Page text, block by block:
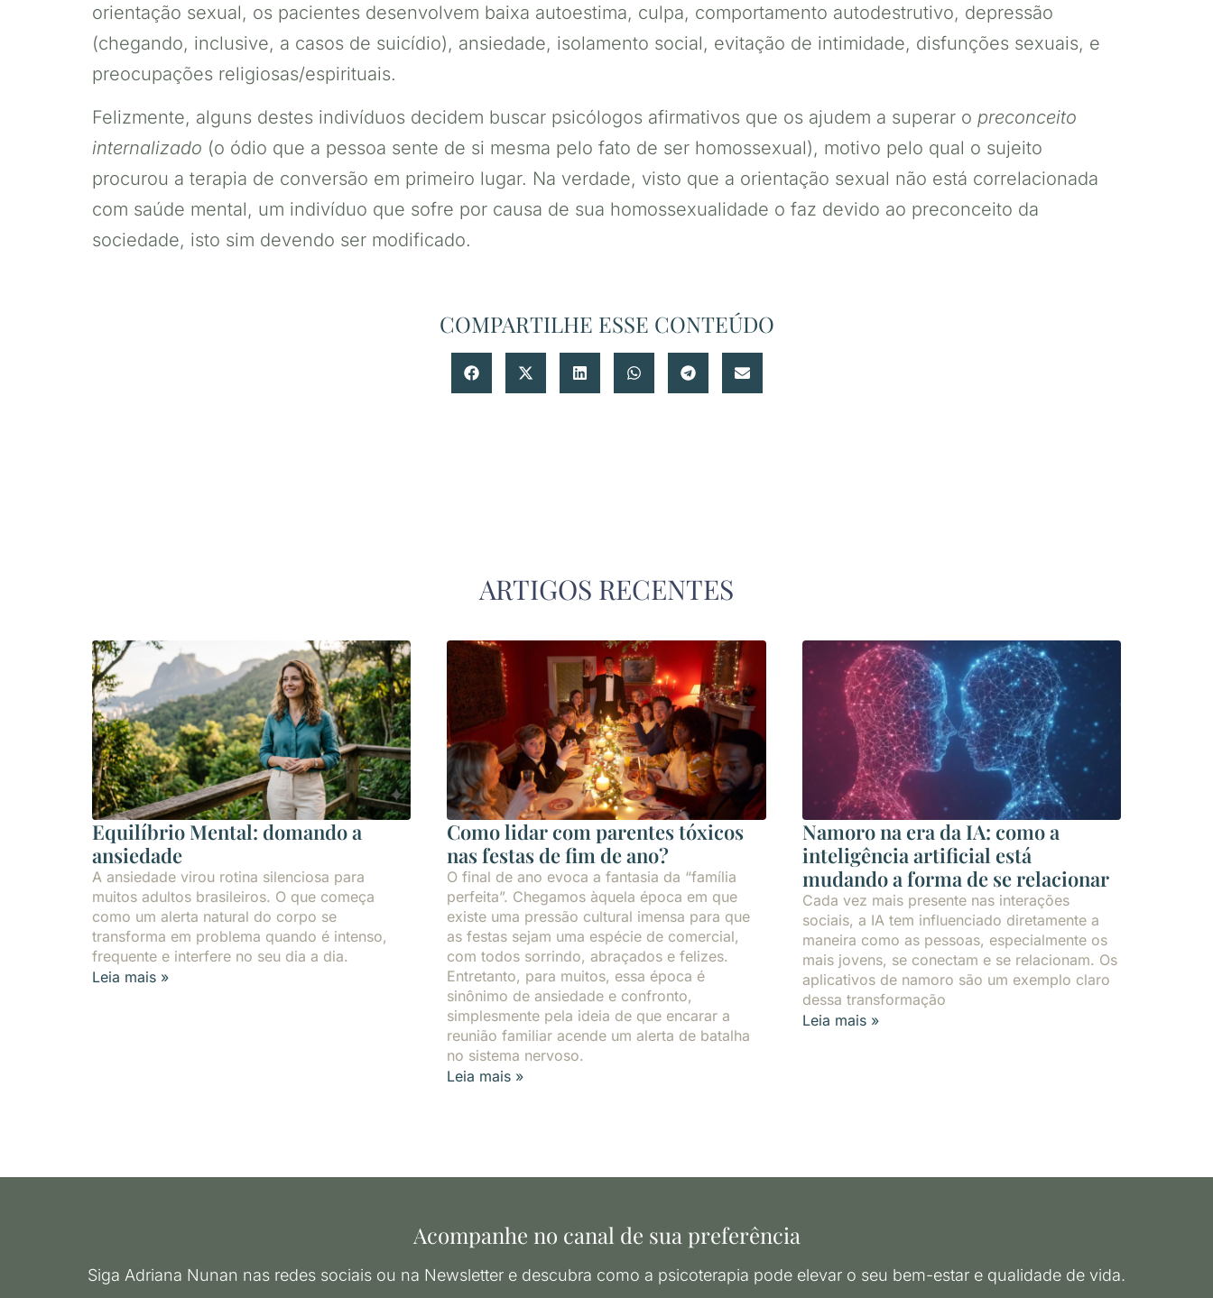
orientação sexual, os pacientes desenvolvem baixa autoestima, culpa, comportamento autodestrutivo, depressão
(chegando, inclusive, a casos de suicídio), ansiedade, isolamento social, evitação de intimidade, disfunções sexuais, e
preocupações religiosas/espirituais.
Felizmente, alguns destes indivíduos decidem buscar psicólogos afirmativos que os ajudem a superar o preconceito
internalizado (o ódio que a pessoa sente de si mesma pelo fato de ser homossexual), motivo pelo qual o sujeito
procurou a terapia de conversão em primeiro lugar. Na verdade, visto que a orientação sexual não está correlacionada
com saúde mental, um indivíduo que sofre por causa de sua homossexualidade o faz devido ao preconceito da
sociedade, isto sim devendo ser modificado.
COMPARTILHE ESSE CONTEÚDO
ARTIGOS RECENTES
Equilíbrio Mental: domando a
ansiedade
A ansiedade virou rotina silenciosa para
muitos adultos brasileiros. O que começa
como um alerta natural do corpo se
transforma em problema quando é intenso,
frequente e interfere no seu dia a dia.
Leia mais »
Como lidar com parentes tóxicos
nas festas de fim de ano?
O final de ano evoca a fantasia da “família
perfeita”. Chegamos àquela época em que
existe uma pressão cultural imensa para que
as festas sejam uma espécie de comercial,
com todos sorrindo, abraçados e felizes.
Entretanto, para muitos, essa época é
sinônimo de ansiedade e confronto,
simplesmente pela ideia de que encarar a
reunião familiar acende um alerta de batalha
no sistema nervoso.
Leia mais »
Namoro na era da IA: como a
inteligência artificial está
mudando a forma de se relacionar
Cada vez mais presente nas interações
sociais, a IA tem influenciado diretamente a
maneira como as pessoas, especialmente os
mais jovens, se conectam e se relacionam. Os
aplicativos de namoro são um exemplo claro
dessa transformação
Leia mais »
Acompanhe no canal de sua preferência
Siga Adriana Nunan nas redes sociais ou na Newsletter e descubra como a psicoterapia pode elevar o seu bem-estar e qualidade de vida.